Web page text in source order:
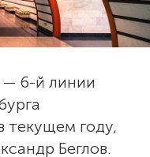
— 6-й линии
текущем году,
Беглов.